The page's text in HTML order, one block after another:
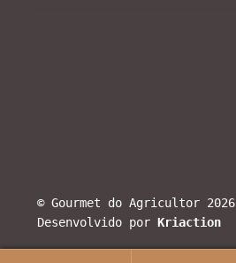
© Gourmet do Agricultor 2026
Desenvolvido porKriaction